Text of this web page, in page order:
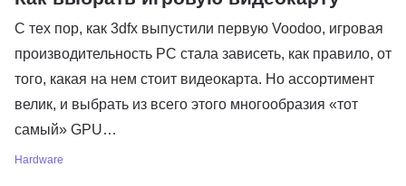
С тех пор, как 3dfx выпустили первую Voodoo, игровая
производительность PC стала зависеть, как правило, от
того, какая на нем стоит видеокарта. Но ассортимент
велик, и выбрать из всего этого многообразия «тот
самый» GPU…
Hardware